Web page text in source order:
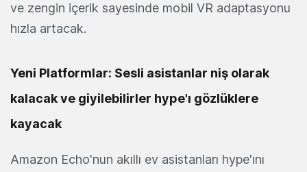
ve zengin içerik sayesinde mobil VR adaptasyonu
hızla artacak.
Yeni Platformlar: Sesli asistanlar niş olarak
kalacak ve giyilebilirler hype'ı gözlüklere
kayacak
Amazon Echo'nun akıllı ev asistanları hype'ını